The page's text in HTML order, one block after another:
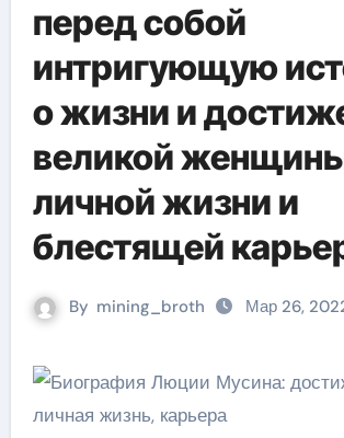
перед собой
интригующую
о жизни и
великой
личной жизни и
блестящей
By mining_broth Мар 26,